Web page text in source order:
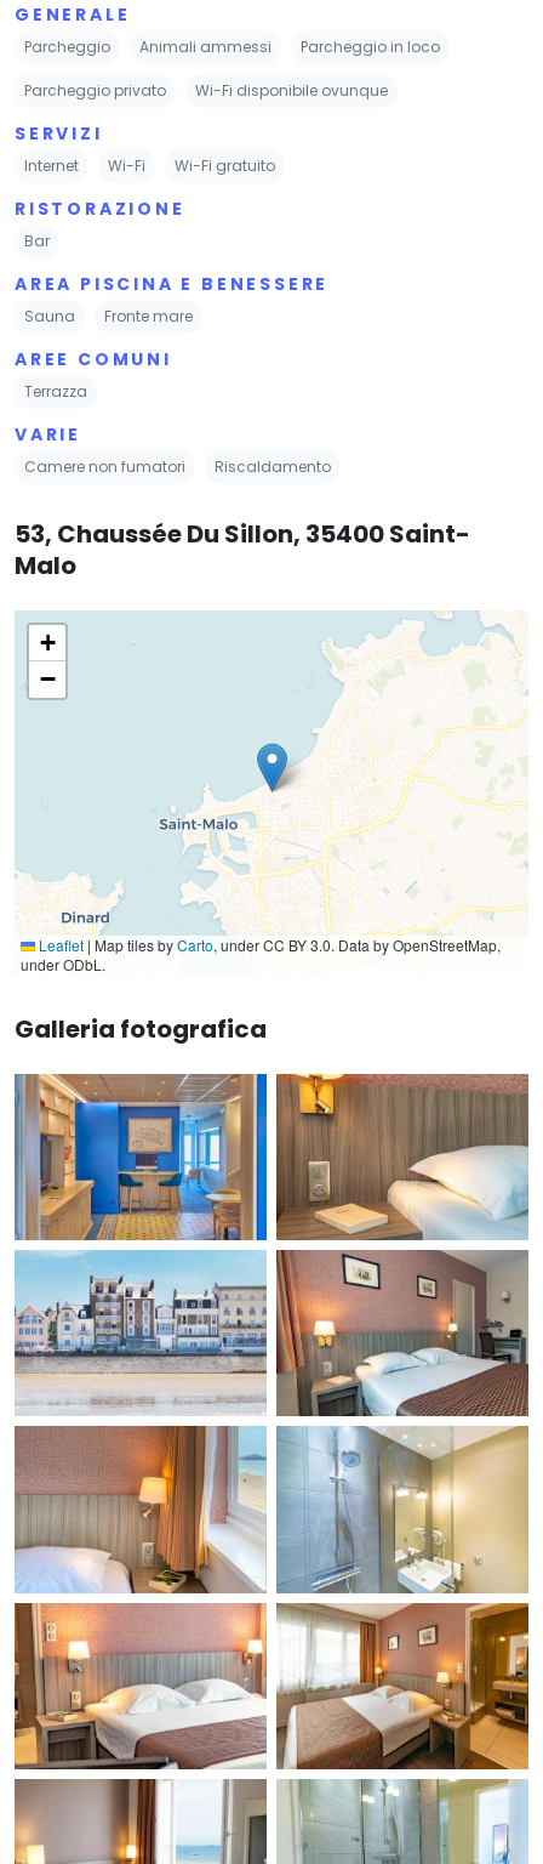
GENERALE
Parcheggio Animali ammessi Parcheggio in loco
Parcheggio privato Wi-Fi disponibile ovunque
SERVIZI
Internet Wi-Fi Wi-Fi gratuito
RISTORAZIONE
Bar
AREA PISCINA E BENESSERE
Sauna Fronte mare
AREE COMUNI
Terrazza
VARIE
Camere non fumatori Riscaldamento
53, Chaussée Du Sillon, 35400 Saint-
Malo
+
−
Leaflet | Map tiles byCarto, under CC BY 3.0. Data by OpenStreetMap,
under ODbL.
Galleria fotografica